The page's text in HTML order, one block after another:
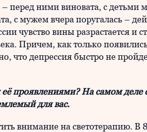
перед ними виновата, с детьми
с мужем вчера поругалась –
чувство вины разрастается и
Причем, как только
что депрессия быстро не
проявлениями? На самом деле
для вас.
внимание на светотерапию. В